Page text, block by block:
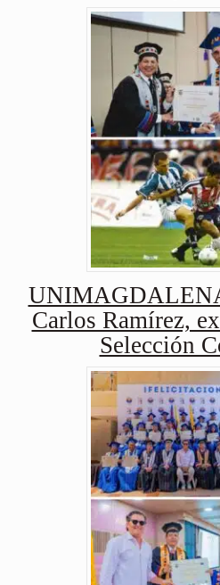
Carlos Ramírez,
Selección